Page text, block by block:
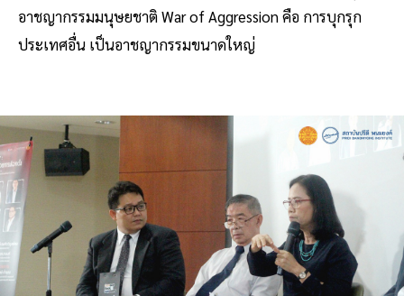
อาชญากรรมมนุษยชาติ War of Aggression คือ การบุกรุก
ประเทศอื่น เป็นอาชญากรรมขนาดใหญ่